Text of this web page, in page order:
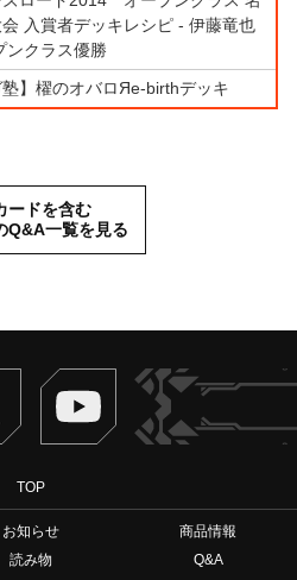
入賞者デッキレシピ - 伊藤竜也
ンクラス優勝
塾】櫂のオバロЯe-birthデッキ
ードを含む
Q&A一覧を見る
Twitter ヴァンガードch
TOP
お知らせ
商品情報
読み物
Q&A